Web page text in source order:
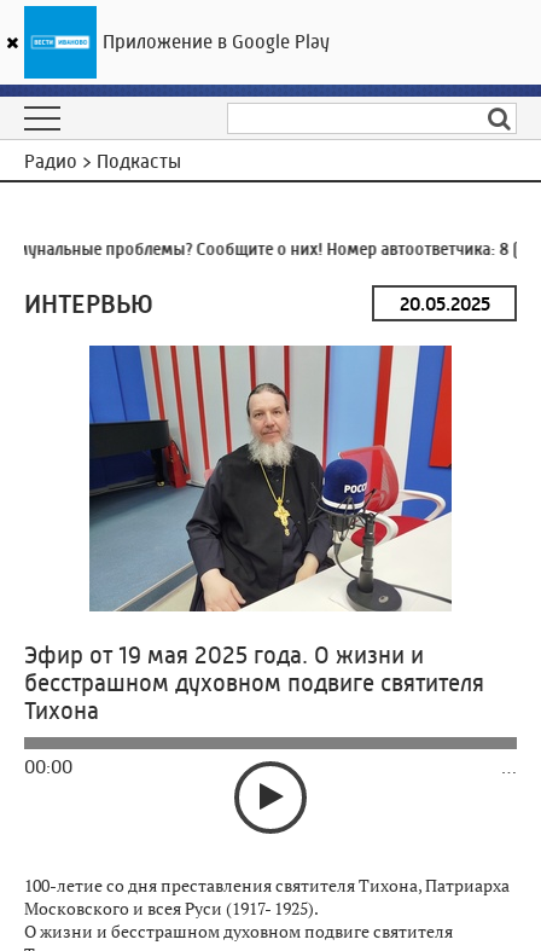
ГТРК «Ивтелерадио»
Радио > Подкасты
проблемы? Сообщите о них! Номер автоответчика:8
ИНТЕРВЬЮ
Эфир от 19 мая 2025 года. О жизни и
бесстрашном духовном подвиге святителя
Тихона
00:00 …
100-летие со дня преставления святителя Тихона, Патриарха
Московского и всея Руси (1917- 1925).
О жизни и бесстрашном духовном подвиге святителя
Приложение в Google Play